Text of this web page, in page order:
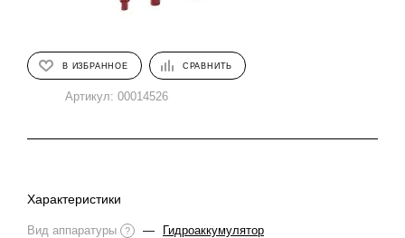
В ИЗБРАННОЕ СРАВНИТЬ
Артикул: 00014526
Характеристики
Вид аппаратуры ? —
Гидроаккумулятор